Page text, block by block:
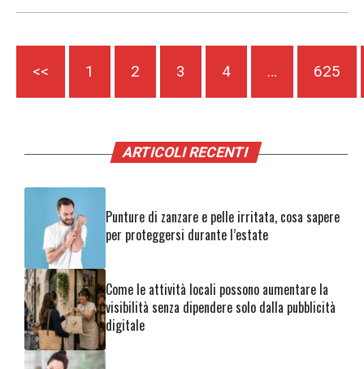
<< 1 2 3 4 … 625
ARTICOLI RECENTI
Punture di zanzare e pelle irritata, cosa sapere
per proteggersi durante l’estate
Come le attività locali possono aumentare la
visibilità senza dipendere solo dalla pubblicità
digitale